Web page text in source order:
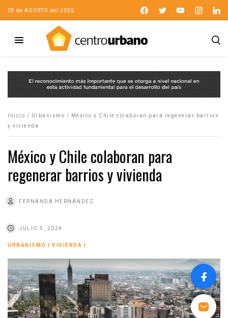
05 de AGOSTO del 2026
Inicio / Urbanismo /
México y Chile colaboran para regenerar barrios
y vivienda
México y Chile colaboran para
regenerar barrios y vivienda
FERNANDA HERNÁNDEZ
JULIO 5, 2024
URBANISMO VIVIENDA